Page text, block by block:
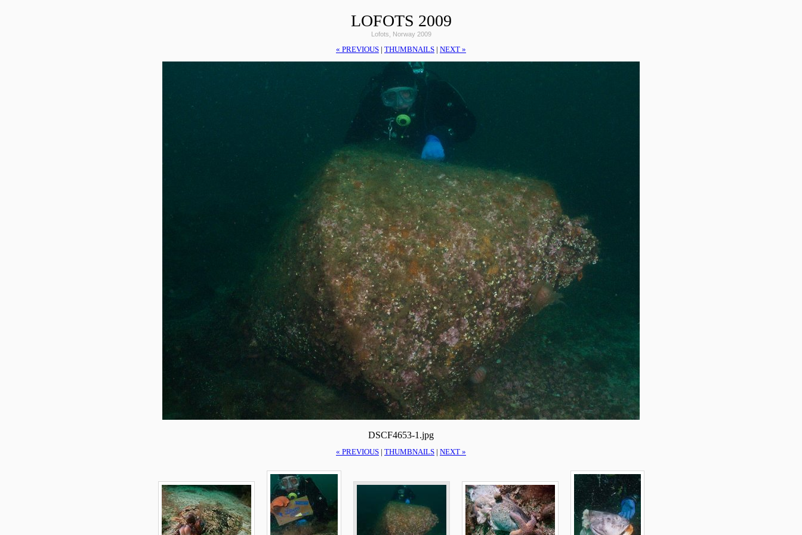
LOFOTS 2009
Lofots, Norway 2009
« PREVIOUS | THUMBNAILS | NEXT »
DSCF4653-1.jpg
« PREVIOUS THUMBNAILS NEXT »